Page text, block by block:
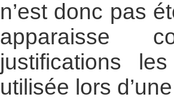
n’est donc pas
apparaisse
justifications
utilisée lors